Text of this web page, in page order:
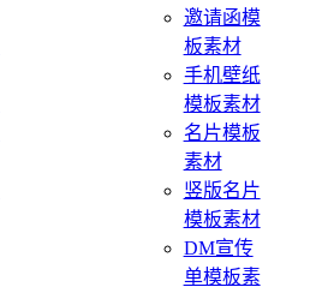
邀请函模
板素材
手机壁纸
模板素材
名片模板
素材
竖版名片
模板素材
DM宣传
单模板素